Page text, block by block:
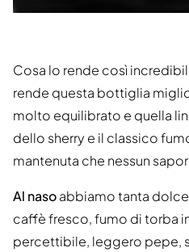
Cosa lo rende così
rende questa bottiglia
molto equilibrato e quella
dello sherry e il classico
mantenuta che nessun
Al nasoabbiamo tanta
caffè fresco, fumo di torba
percettibile, leggero pepe,